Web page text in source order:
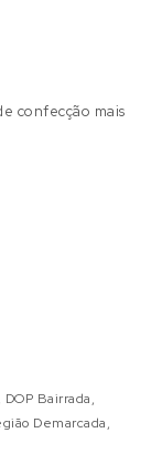
confecção mais
DOP Bairrada,
Demarcada,